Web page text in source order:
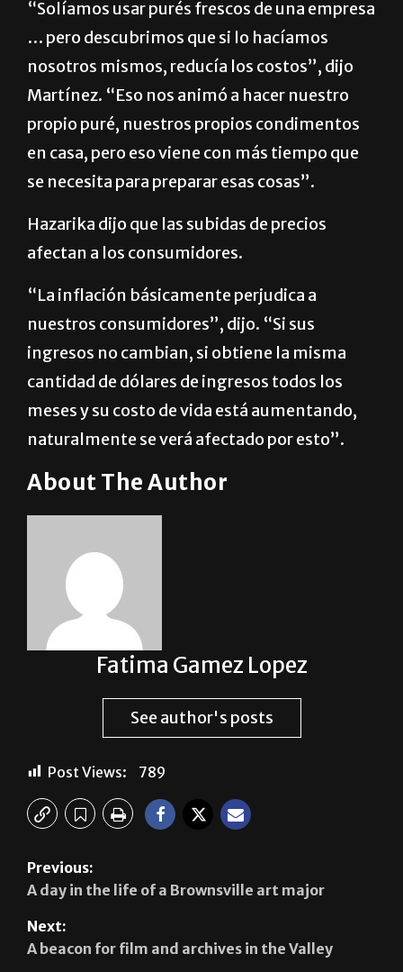
“Solíamos usar purés frescos de una empresa
… pero descubrimos que si lo hacíamos
nosotros mismos, reducía los costos”, dijo
Martínez. “Eso nos animó a hacer nuestro
propio puré, nuestros propios condimentos
en casa, pero eso viene con más tiempo que
se necesita para preparar esas cosas”.
Hazarika dijo que las subidas de precios
afectan a los consumidores.
“La inflación básicamente perjudica a
nuestros consumidores”, dijo. “Si sus
ingresos no cambian, si obtiene la misma
cantidad de dólares de ingresos todos los
meses y su costo de vida está aumentando,
naturalmente se verá afectado por esto”.
About The Author
Fatima Gamez Lopez
See author's posts
Post Views: 789
Previous:
A day in the life of a Brownsville art major
Next:
A beacon for film and archives in the Valley